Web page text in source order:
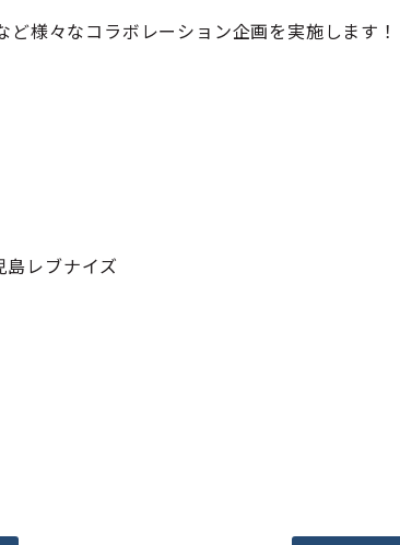
様々なコラボレーション企画を実施します！
レブナイズ